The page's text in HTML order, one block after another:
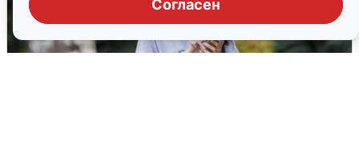
Согласен